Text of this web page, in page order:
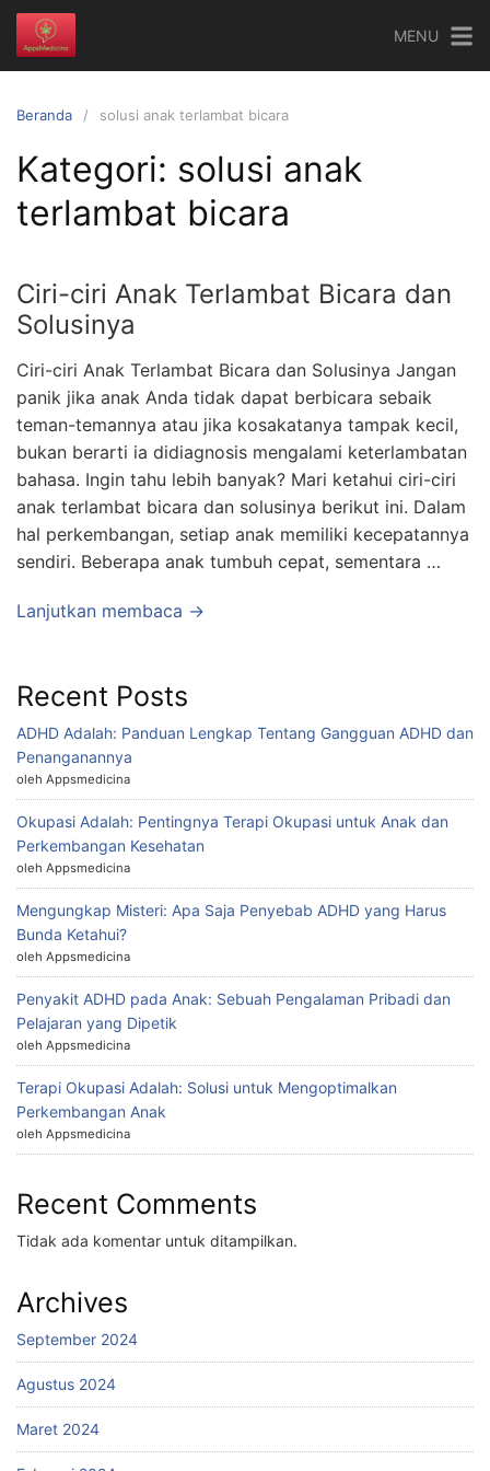
Langsung
konten
MENU
Beranda solusi anak terlambat bicara
Kategori: solusi anak
terlambat bicara
Ciri-ciri Anak Terlambat Bicara dan
Solusinya
Ciri-ciri Anak Terlambat Bicara dan Solusinya Jangan
panik jika anak Anda tidak dapat berbicara sebaik
teman-temannya atau jika kosakatanya tampak kecil,
bukan berarti ia didiagnosis mengalami keterlambatan
bahasa. Ingin tahu lebih banyak? Mari ketahui ciri-ciri
anak terlambat bicara dan solusinya berikut ini. Dalam
hal perkembangan, setiap anak memiliki kecepatannya
sendiri. Beberapa anak tumbuh cepat, sementara …
Lanjutkan membaca →
Recent Posts
ADHD Adalah: Panduan Lengkap Tentang Gangguan ADHD dan
Penanganannya
oleh Appsmedicina
Okupasi Adalah: Pentingnya Terapi Okupasi untuk Anak dan
Perkembangan Kesehatan
oleh Appsmedicina
Mengungkap Misteri: Apa Saja Penyebab ADHD yang Harus
Bunda Ketahui?
oleh Appsmedicina
Penyakit ADHD pada Anak: Sebuah Pengalaman Pribadi dan
Pelajaran yang Dipetik
oleh Appsmedicina
Terapi Okupasi Adalah: Solusi untuk Mengoptimalkan
Perkembangan Anak
oleh Appsmedicina
Recent Comments
Tidak ada komentar untuk ditampilkan.
Archives
September 2024
Agustus 2024
Maret 2024